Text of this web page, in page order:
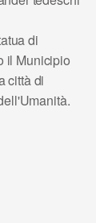
di
il Municipio
città di